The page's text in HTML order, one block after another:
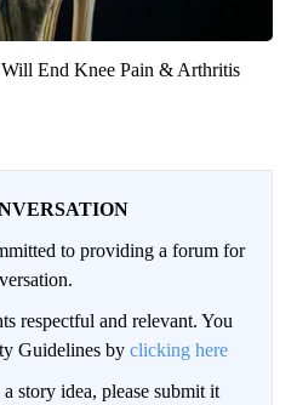
End Knee Pain & Arthritis
to providing a forum for
respectful and relevant. You
Guidelines by clicking here
story idea, please submit it